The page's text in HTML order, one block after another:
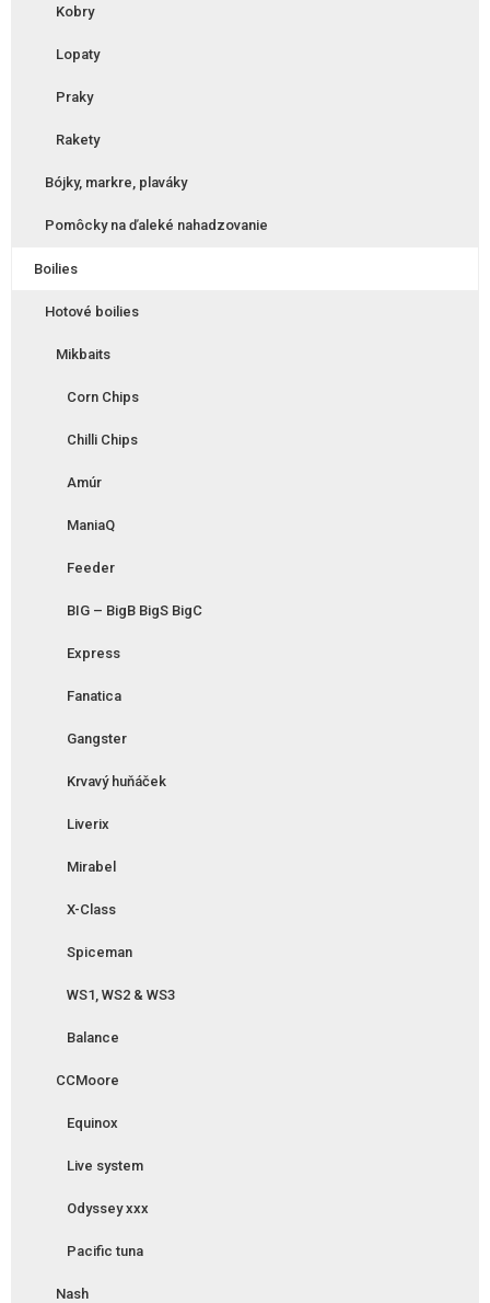
Kobry
Lopaty
Praky
Rakety
Bójky, markre, plaváky
Pomôcky na ďaleké nahadzovanie
Boilies
Hotové boilies
Mikbaits
Corn Chips
Chilli Chips
Amúr
ManiaQ
Feeder
BIG – BigB BigS BigC
Express
Fanatica
Gangster
Krvavý huňáček
Liverix
Mirabel
X-Class
Spiceman
WS1, WS2 & WS3
Balance
CCMoore
Equinox
Live system
Odyssey xxx
Pacific tuna
Nash